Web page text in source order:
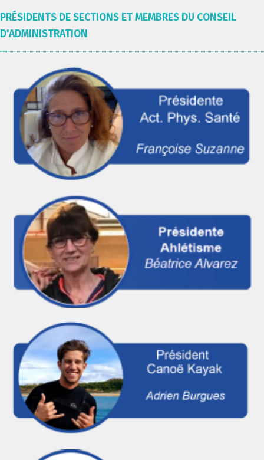
PRÉSIDENTS DE SECTIONS ET MEMBRES DU CONSEIL
D'ADMINISTRATION